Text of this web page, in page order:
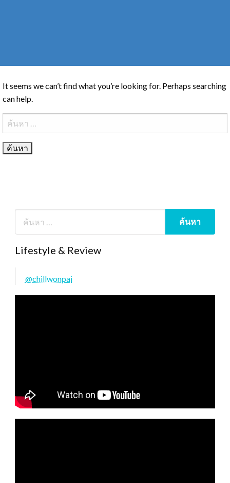
It seems we can’t find what you’re looking for. Perhaps searching
can help.
ค้นหา
สำหรับ:
Lifestyle & Review
@chillwonpai